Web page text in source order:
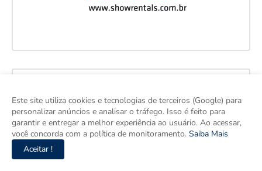
Este site utiliza cookies e tecnologias de terceiros (Google) para
personalizar anúncios e analisar o tráfego. Isso é feito para
garantir e entregar a melhor experiência ao usuário. Ao acessar,
você concorda com a política de monitoramento. Saiba Mais
Aceitar !